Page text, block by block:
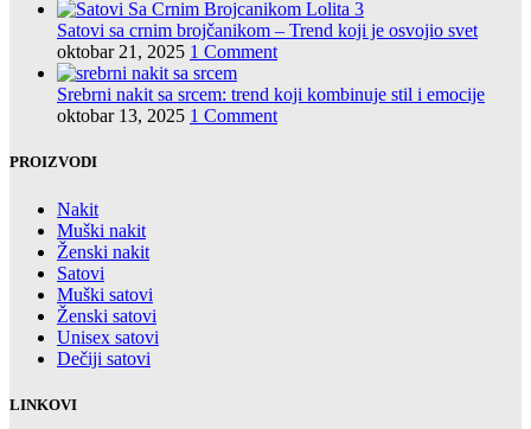
Satovi sa crnim brojčanikom – Trend koji je osvojio svet
oktobar 21, 2025 1 Comment
Srebrni nakit sa srcem: trend koji kombinuje stil i emocije
oktobar 13, 2025 1 Comment
PROIZVODI
Nakit
Muški nakit
Ženski nakit
Satovi
Muški satovi
Ženski satovi
Unisex satovi
Dečiji satovi
LINKOVI